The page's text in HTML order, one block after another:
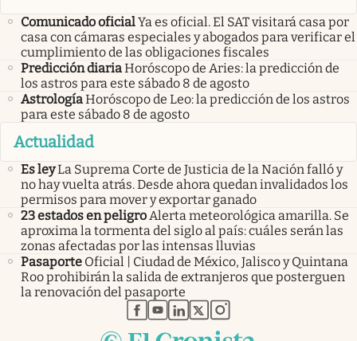
Comunicado oficialYa es oficial. El SAT visitará casa por
casa con cámaras especiales y abogados para verificar el
cumplimiento de las obligaciones fiscales
Predicción diariaHoróscopo de Aries: la predicción de
los astros para este sábado 8 de agosto
AstrologíaHoróscopo de Leo: la predicción de los astros
para este sábado 8 de agosto
Actualidad
Es leyLa Suprema Corte de Justicia de la Nación falló y
no hay vuelta atrás. Desde ahora quedan invalidados los
permisos para mover y exportar ganado
23 estados en peligroAlerta meteorológica amarilla. Se
aproxima la tormenta del siglo al país: cuáles serán las
zonas afectadas por las intensas lluvias
Pasaporte Oficial | Ciudad de México, Jalisco y Quintana
Roo prohibirán la salida de extranjeros que posterguen
la renovación del pasaporte
abre en nueva pestaña
abre en nueva pestaña
abre en nueva pestaña
abre en nueva pestaña
abre en nueva pestaña